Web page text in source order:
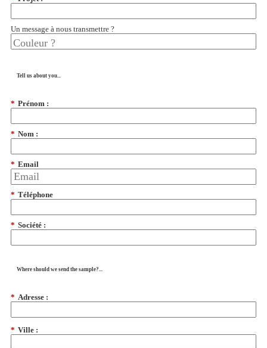
Un message à nous transmettre ?
Tell us about you...
* Prénom :
* Nom :
* Email
* Téléphone
* Société :
Where should we send the sample?...
* Adresse :
* Ville :